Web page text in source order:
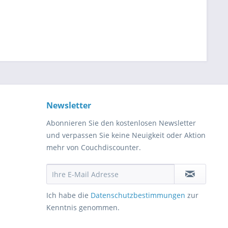
Newsletter
Abonnieren Sie den kostenlosen Newsletter
und verpassen Sie keine Neuigkeit oder Aktion
mehr von Couchdiscounter.
Ich habe die Datenschutzbestimmungen zur
Kenntnis genommen.